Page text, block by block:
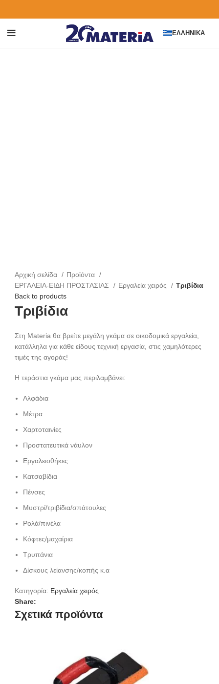
ΕΛΛΗΝΙΚΆ
Αρχική σελίδα
Προϊόντα
ΕΡΓΑΛΕΙΑ-ΕΙΔΗ ΠΡΟΣΤΑΣΙΑΣ
Εργαλεία χειρός
Τριβίδια
Back to products
Τριβίδια
Στη Materia θα βρείτε μεγάλη γκάμα σε οικοδομικά εργαλεία,
κατάλληλα για κάθε είδους τεχνική εργασία, στις χαμηλότερες
τιμές της αγοράς!
Η τεράστια γκάμα μας περιλαμβάνει:
Αλφάδια
Μέτρα
Χαρτοταινίες
Προστατευτικά νάυλον
Εργαλειοθήκες
Κατσαβίδια
Πένσες
Μυστρί/τριβίδια/σπάτουλες
Ρολά/πινέλα
Κόφτες/μαχαίρια
Τρυπάνια
Δίσκους λείανσης/κοπής κ.α
Κατηγορία: Εργαλεία χειρός
Share:
Σχετικά προϊόντα